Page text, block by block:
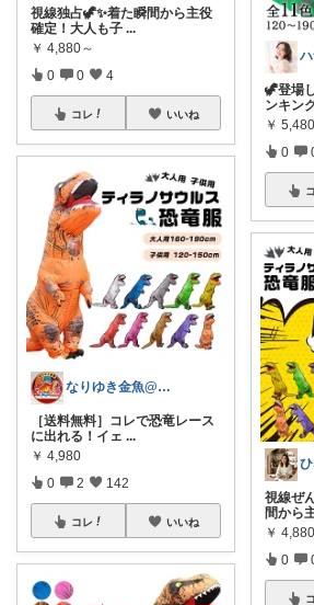
視線独占🦖✨着た瞬間から主役
確定！大人も子 ...
￥ 4,880～
0 0 4
コレ いいね
なりゆき金魚@生活はちょっとした工夫♪
［送料無料］コレで恐竜レース
に出れる！イェ ...
￥ 4,980
0 2 142
コレ いいね
🦖登場
ンキン
￥
0
視線ぜ
間から
￥
0